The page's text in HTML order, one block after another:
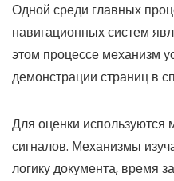
Одной среди главных
навигационных систем
этом процессе механизм
демонстрации страниц в
Для оценки используются
сигналов. Механизмы
логику документа, время